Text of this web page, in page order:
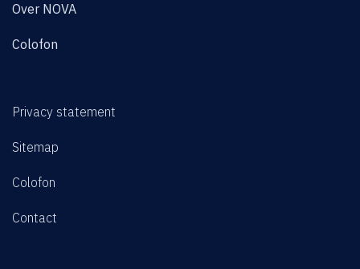
Over NOVA
Colofon
Privacy statement
Sitemap
Colofon
Contact